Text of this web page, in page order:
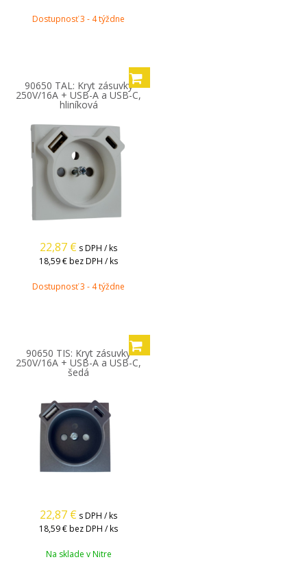
Dostupnosť 3 - 4 týždne
90650 TAL: Kryt zásuvky
250V/16A + USB-A a USB-C,
hliníková
22,87 € s DPH / ks
18,59 €bez DPH / ks
Dostupnosť 3 - 4 týždne
90650 TIS: Kryt zásuvky
250V/16A + USB-A a USB-C,
šedá
22,87 € s DPH / ks
18,59 €bez DPH / ks
Na sklade v Nitre